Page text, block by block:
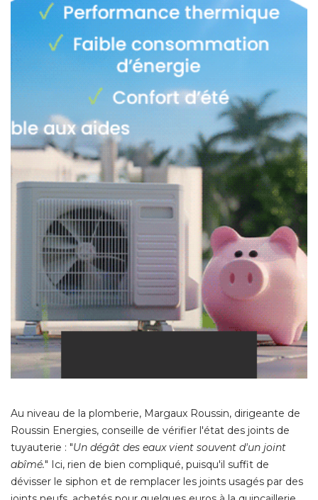
Au niveau de la plomberie, Margaux Roussin, dirigeante de
Roussin Energies, conseille de vérifier l'état des joints de
tuyauterie : "Un dégât des eaux vient souvent d'un joint
abîmé." Ici, rien de bien compliqué, puisqu'il suffit de
dévisser le siphon et de remplacer les joints usagés par des